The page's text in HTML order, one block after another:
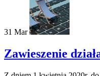
31 Mar
Zawieszenie